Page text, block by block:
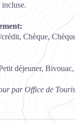
incluse.
Chèque,
déjeuner,
par Office de